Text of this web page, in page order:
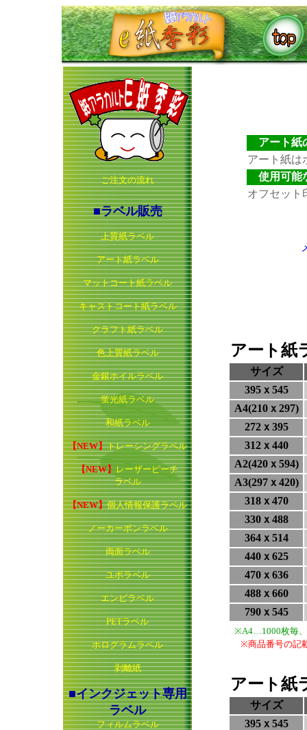
ご注文の流れ
■ラベル販売
上質紙ラベル
アート紙ラベル
マットコート紙ラベル
キャストコート紙ラベル
クラフト紙ラベル
色上質紙ラベル
金銀ホイルラベル
蛍光紙ラベル
和紙ラベル
【NEW】トレーシングラベル
【NEW】レーザーピーチ
ラベル
【NEW】個人情報保護ラベル
ノーカーボンラベル
両面ラベル
ユポラベル
エンビラベル
PETラベル
ホログラムラベル
剥離紙
■インクジェット専用
ラベル
フィルムラベル
アート紙
アート紙
使用可能
オフセット
アート紙
サイズ
395ｘ545
A4(210ｘ297)
272ｘ395
312ｘ440
A2(420ｘ594)
A3(297ｘ420)
318ｘ470
330ｘ488
364ｘ514
440ｘ625
470ｘ636
488ｘ660
790ｘ545
※A4…1000枚毎、
※商品番号の記
アート
サイズ
395ｘ545